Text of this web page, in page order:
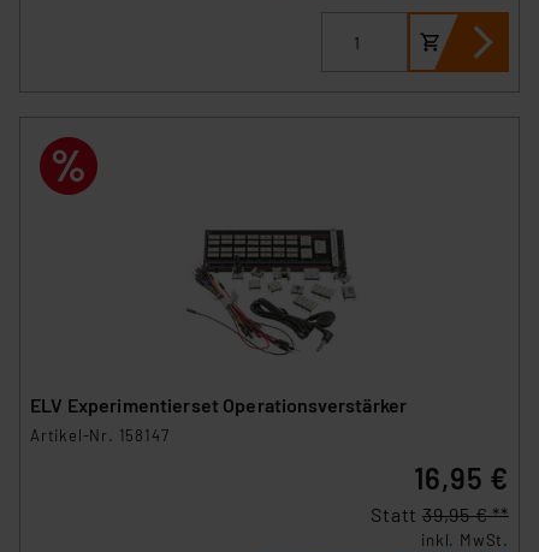
ELV Experimentierset Operationsverstärker
Artikel-Nr. 158147
16,95 €
Statt 39,95 € **
inkl. MwSt.